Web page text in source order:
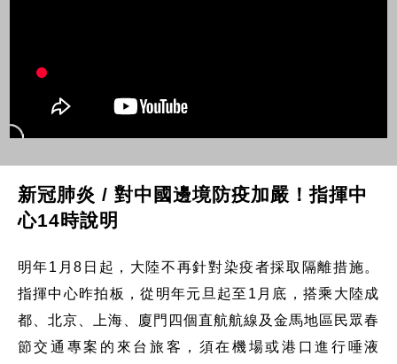
新冠肺炎 / 對中國邊境防疫加嚴！指揮中
心14時說明
明年1月8日起，大陸不再針對染疫者採取隔離措施。
指揮中心昨拍板，從明年元旦起至1月底，搭乘大陸成
都、北京、上海、廈門四個直航航線及金馬地區民眾春
節交通專案的來台旅客，須在機場或港口進行唾液